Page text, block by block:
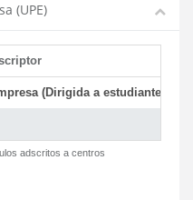
(UPE)
(Dirigida a estudiantes)
adscritos a centros